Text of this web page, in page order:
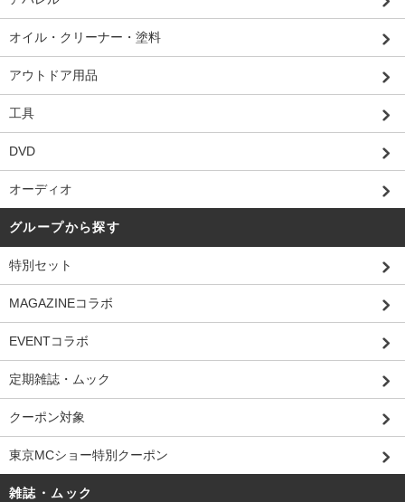
オイル・クリーナー・塗料
アウトドア用品
工具
DVD
オーディオ
グループから探す
特別セット
MAGAZINEコラボ
EVENTコラボ
定期雑誌・ムック
クーポン対象
東京MCショー特別クーポン
雑誌・ムック